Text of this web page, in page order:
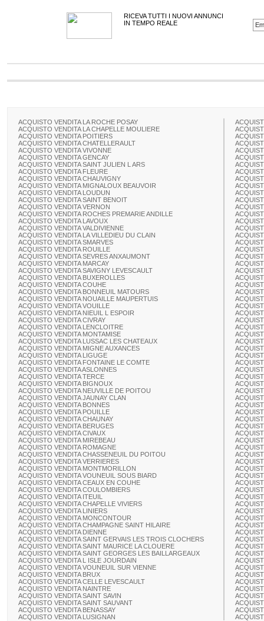
RICEVA TUTTI I NUOVI ANNUNCI
IN TEMPO REALE
ACQUISTO VENDITA LA ROCHE POSAY
ACQUISTO VENDITA LA CHAPELLE MOULIERE
ACQUISTO VENDITA POITIERS
ACQUISTO VENDITA CHATELLERAULT
ACQUISTO VENDITA VIVONNE
ACQUISTO VENDITA GENCAY
ACQUISTO VENDITA SAINT JULIEN L ARS
ACQUISTO VENDITA FLEURE
ACQUISTO VENDITA CHAUVIGNY
ACQUISTO VENDITA MIGNALOUX BEAUVOIR
ACQUISTO VENDITA LOUDUN
ACQUISTO VENDITA SAINT BENOIT
ACQUISTO VENDITA VERNON
ACQUISTO VENDITA ROCHES PREMARIE ANDILLE
ACQUISTO VENDITA LAVOUX
ACQUISTO VENDITA VALDIVIENNE
ACQUISTO VENDITA LA VILLEDIEU DU CLAIN
ACQUISTO VENDITA SMARVES
ACQUISTO VENDITA ROUILLE
ACQUISTO VENDITA SEVRES ANXAUMONT
ACQUISTO VENDITA MARCAY
ACQUISTO VENDITA SAVIGNY LEVESCAULT
ACQUISTO VENDITA BUXEROLLES
ACQUISTO VENDITA COUHE
ACQUISTO VENDITA BONNEUIL MATOURS
ACQUISTO VENDITA NOUAILLE MAUPERTUIS
ACQUISTO VENDITA VOUILLE
ACQUISTO VENDITA NIEUIL L ESPOIR
ACQUISTO VENDITA CIVRAY
ACQUISTO VENDITA LENCLOITRE
ACQUISTO VENDITA MONTAMISE
ACQUISTO VENDITA LUSSAC LES CHATEAUX
ACQUISTO VENDITA MIGNE AUXANCES
ACQUISTO VENDITA LIGUGE
ACQUISTO VENDITA FONTAINE LE COMTE
ACQUISTO VENDITA ASLONNES
ACQUISTO VENDITA TERCE
ACQUISTO VENDITA BIGNOUX
ACQUISTO VENDITA NEUVILLE DE POITOU
ACQUISTO VENDITA JAUNAY CLAN
ACQUISTO VENDITA BONNES
ACQUISTO VENDITA POUILLE
ACQUISTO VENDITA CHAUNAY
ACQUISTO VENDITA BERUGES
ACQUISTO VENDITA CIVAUX
ACQUISTO VENDITA MIREBEAU
ACQUISTO VENDITA ROMAGNE
ACQUISTO VENDITA CHASSENEUIL DU POITOU
ACQUISTO VENDITA VERRIERES
ACQUISTO VENDITA MONTMORILLON
ACQUISTO VENDITA VOUNEUIL SOUS BIARD
ACQUISTO VENDITA CEAUX EN COUHE
ACQUISTO VENDITA COULOMBIERS
ACQUISTO VENDITA ITEUIL
ACQUISTO VENDITA CHAPELLE VIVIERS
ACQUISTO VENDITA LINIERS
ACQUISTO VENDITA MONCONTOUR
ACQUISTO VENDITA CHAMPAGNE SAINT HILAIRE
ACQUISTO VENDITA DIENNE
ACQUISTO VENDITA SAINT GERVAIS LES TROIS CLOCHERS
ACQUISTO VENDITA SAINT MAURICE LA CLOUERE
ACQUISTO VENDITA SAINT GEORGES LES BAILLARGEAUX
ACQUISTO VENDITA L ISLE JOURDAIN
ACQUISTO VENDITA VOUNEUIL SUR VIENNE
ACQUISTO VENDITA BRUX
ACQUISTO VENDITA CELLE LEVESCAULT
ACQUISTO VENDITA NAINTRE
ACQUISTO VENDITA SAINT SAVIN
ACQUISTO VENDITA SAINT SAUVANT
ACQUISTO VENDITA BENASSAY
ACQUISTO VENDITA LUSIGNAN